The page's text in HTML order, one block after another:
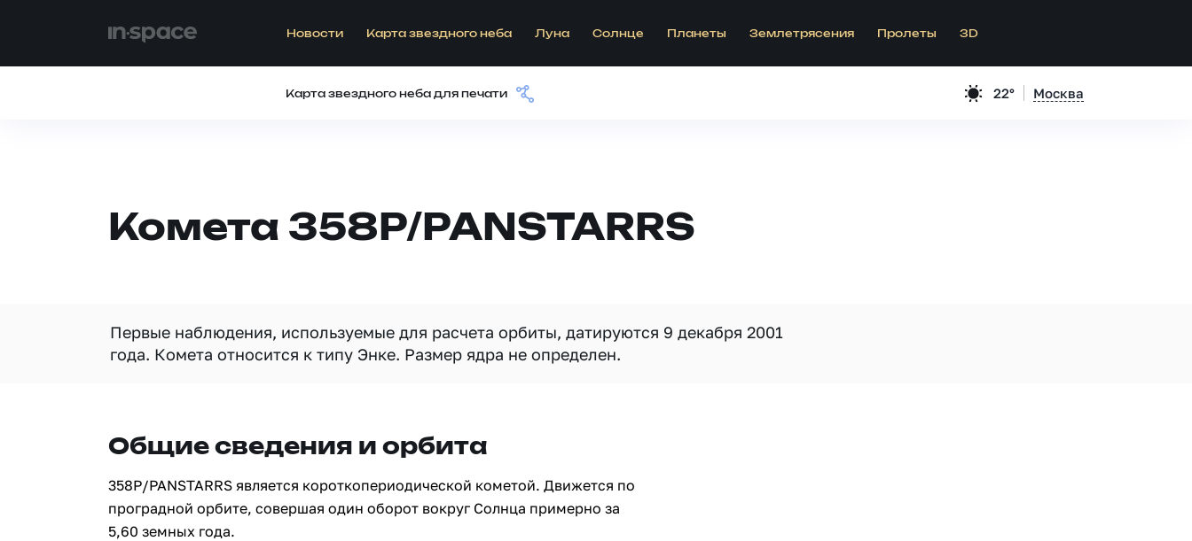
Новости Карта звездного неба Луна Солнце Планеты Землетрясения Пролеты 3D
Карта звездного неба для печати 22° Москва
Комета 358P/PANSTARRS
Первые наблюдения, используемые для расчета орбиты, датируются 9 декабря 2001
года. Комета относится к типу Энке. Размер ядра не определен.
Общие сведения и орбита
358P/PANSTARRS является короткопериодической кометой. Движется по
проградной орбите, совершая один оборот вокруг Солнца примерно за
5,60 земных года.